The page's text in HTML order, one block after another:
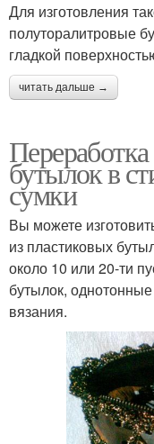
Для изготовления
полуторалитровые
гладкой
читать дальше →
бутылок в
сумки
Вы можете
из пластиковых
около 10 или 20-ти
бутылок,
вязания.